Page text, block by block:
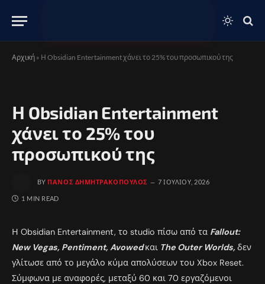
Αρχική » Η Obsidian Entertainment χάνει το 25% του προσωπικού της
Η Obsidian Entertainment
χάνει το 25% του
προσωπικού της
BY ΠΆΝΟΣ ΔΗΜΗΤΡΑΚΌΠΟΥΛΟΣ 7 ΙΟΥΛΊΟΥ, 2026
1 MIN READ
Η Obsidian Entertainment, το studio πίσω από τα Fallout:
New Vegas, Pentiment, Avowedκαι The Outer Worlds,δεν
γλίτωσε από το μεγάλο κύμα απολύσεων του Xbox Reset.
Σύμφωνα με αναφορές, μεταξύ 60 και 70 εργαζόμενοι